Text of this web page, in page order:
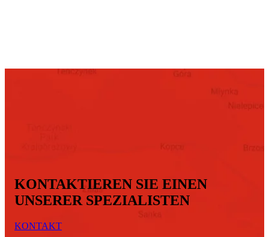
KONTAKTIEREN SIE EINEN
UNSERER SPEZIALISTEN
KONTAKT